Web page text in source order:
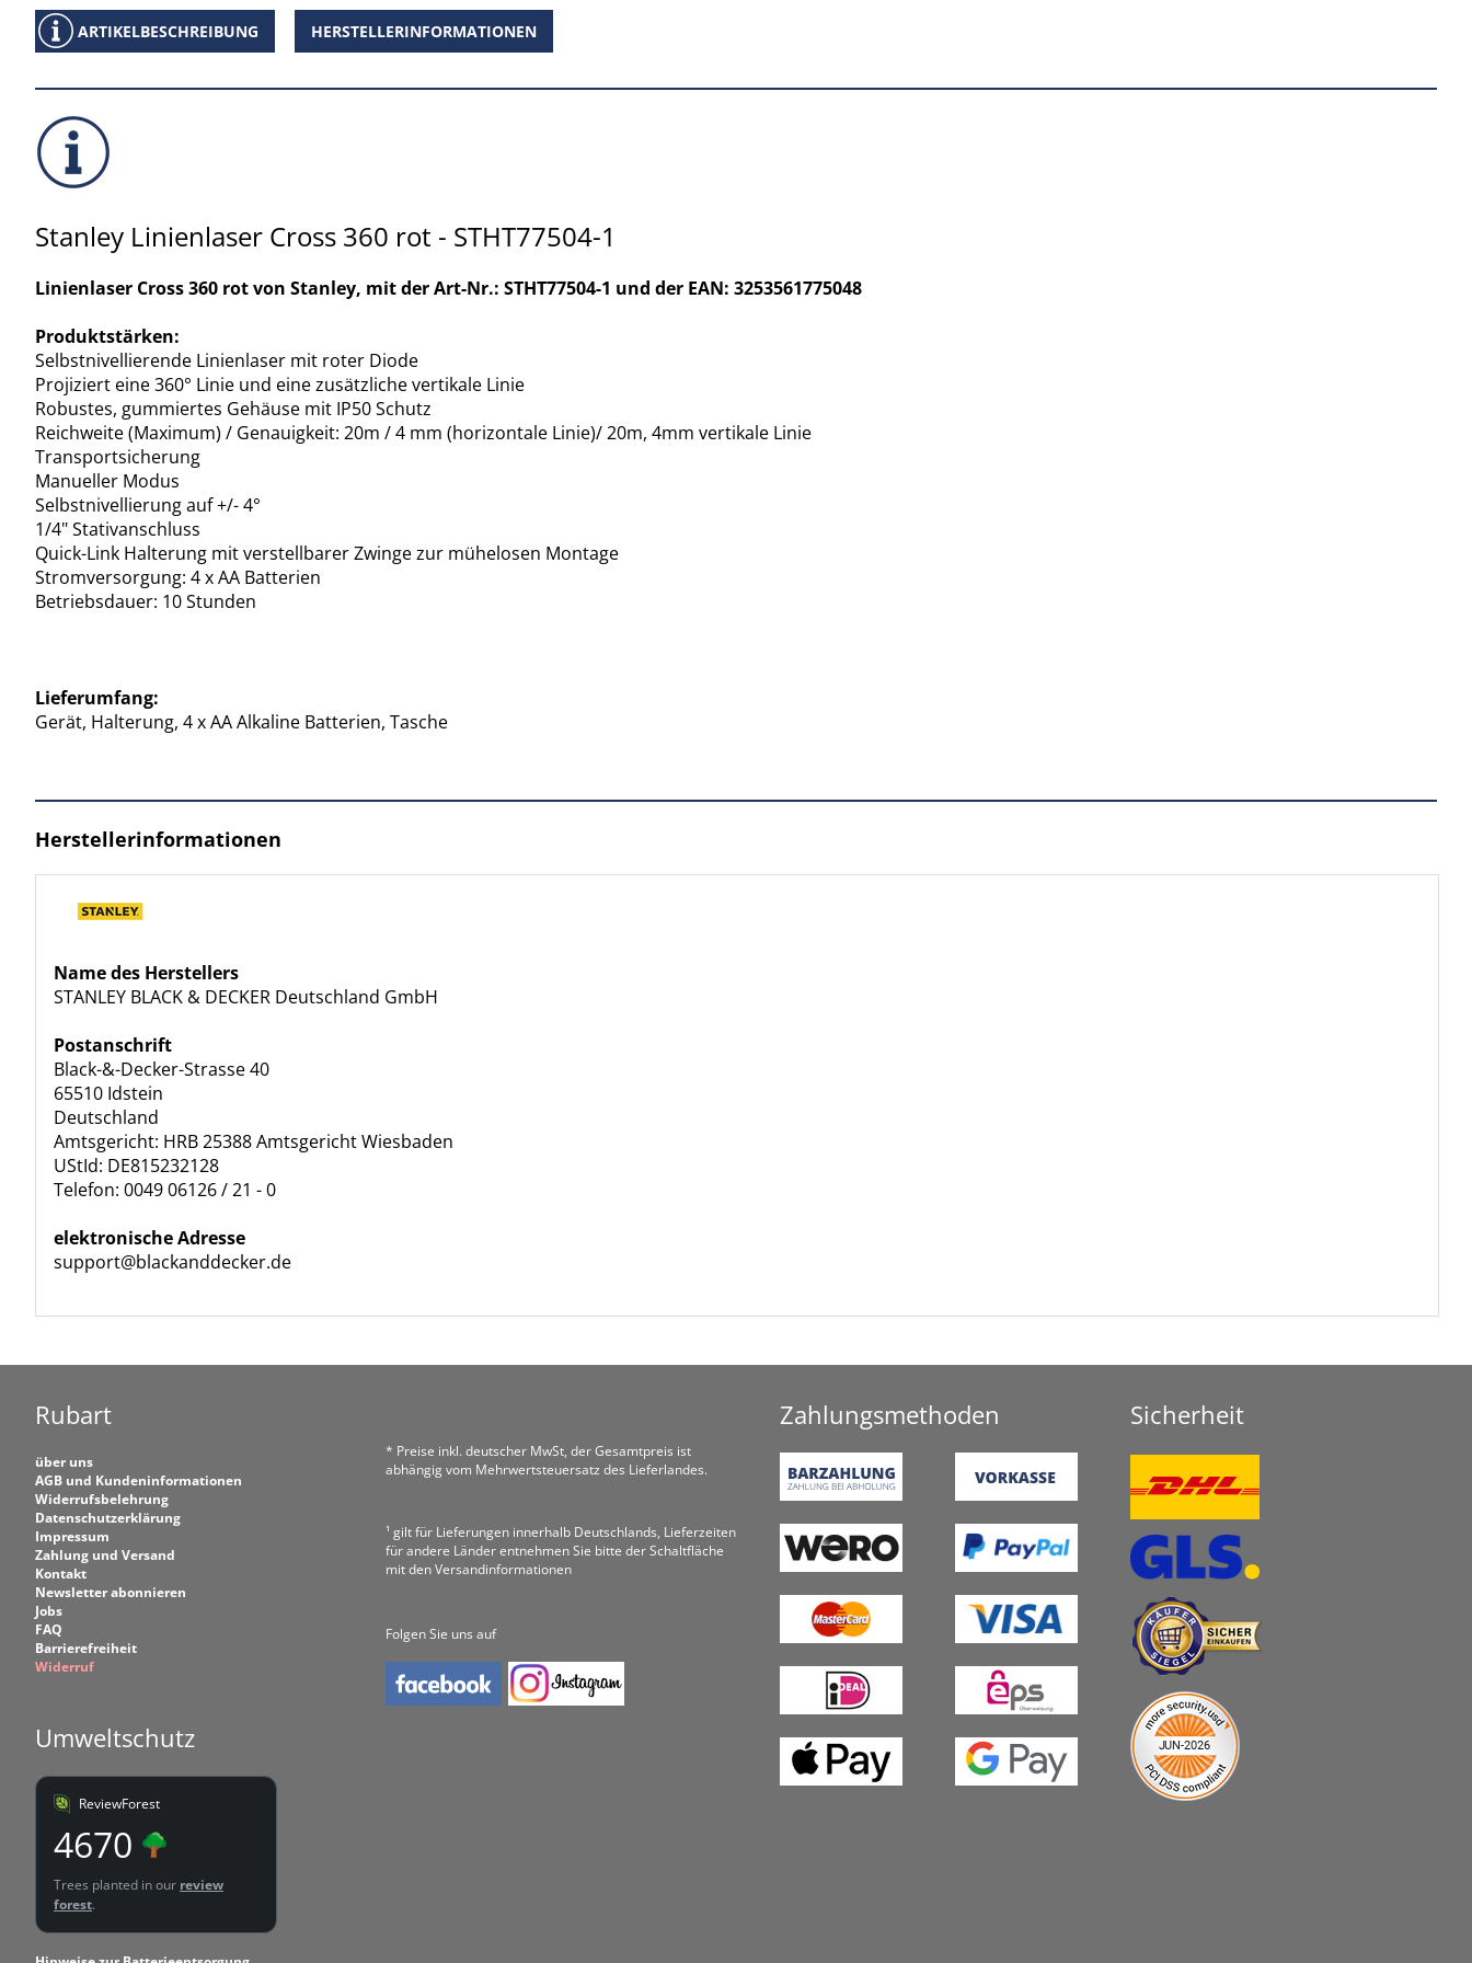
ARTIKELBESCHREIBUNG HERSTELLERINFORMATIONEN
Stanley Linienlaser Cross 360 rot - STHT77504-1
Linienlaser Cross 360 rot von Stanley, mit der Art-Nr.: STHT77504-1 und der EAN: 3253561775048
Produktstärken:
Selbstnivellierende Linienlaser mit roter Diode
Projiziert eine 360° Linie und eine zusätzliche vertikale Linie
Robustes, gummiertes Gehäuse mit IP50 Schutz
Reichweite (Maximum) / Genauigkeit: 20m / 4 mm (horizontale Linie)/ 20m, 4mm vertikale Linie
Transportsicherung
Manueller Modus
Selbstnivellierung auf +/- 4°
1/4" Stativanschluss
Quick-Link Halterung mit verstellbarer Zwinge zur mühelosen Montage
Stromversorgung: 4 x AA Batterien
Betriebsdauer: 10 Stunden
Lieferumfang:
Gerät, Halterung, 4 x AA Alkaline Batterien, Tasche
Herstellerinformationen
Name des Herstellers
STANLEY BLACK & DECKER Deutschland GmbH
Postanschrift
Black-&-Decker-Strasse 40
65510 Idstein
Deutschland
Amtsgericht: HRB 25388 Amtsgericht Wiesbaden
UStId: DE815232128
Telefon: 0049 06126 / 21 - 0
elektronische Adresse
support@blackanddecker.de
Rubart
über uns
AGB und Kundeninformationen
Widerrufsbelehrung
Datenschutzerklärung
Impressum
Zahlung und Versand
Kontakt
Newsletter abonnieren
Jobs
FAQ
Barrierefreiheit
Widerruf
Umweltschutz
ReviewForest
4670
Trees planted in our review
forest.
* Preise inkl. deutscher MwSt, der Gesamtpreis ist
abhängig vom Mehrwertsteuersatz des Lieferlandes.
¹ gilt für Lieferungen innerhalb Deutschlands, Lieferzeiten
für andere Länder entnehmen Sie bitte der Schaltfläche
mit den Versandinformationen
Folgen Sie uns auf
Zahlungsmethoden Sicherheit